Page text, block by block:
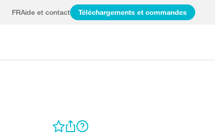
FRAide et contact Téléchargements et commandes